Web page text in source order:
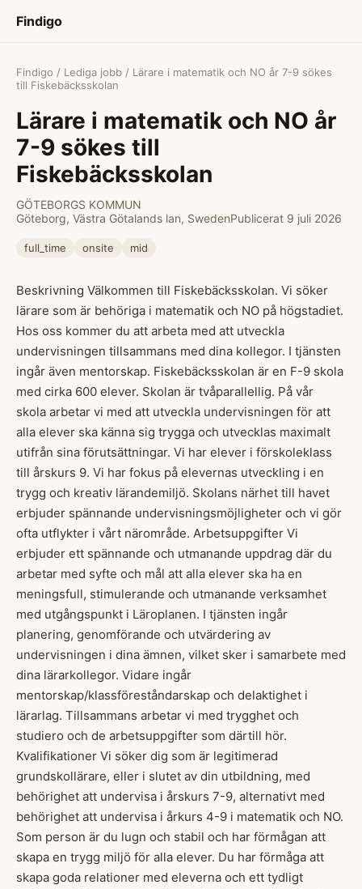
Findigo
Findigo / Lediga jobb / Lärare i matematik och NO år 7-9 sökes
till Fiskebäcksskolan
Lärare i matematik och NO år
7-9 sökes till
Fiskebäcksskolan
GÖTEBORGS KOMMUN
Göteborg, Västra Götalands lan, SwedenPublicerat 9 juli 2026
full_time onsite mid
Beskrivning Välkommen till Fiskebäcksskolan. Vi söker
lärare som är behöriga i matematik och NO på högstadiet.
Hos oss kommer du att arbeta med att utveckla
undervisningen tillsammans med dina kollegor. I tjänsten
ingår även mentorskap. Fiskebäcksskolan är en F-9 skola
med cirka 600 elever. Skolan är tvåparallellig. På vår
skola arbetar vi med att utveckla undervisningen för att
alla elever ska känna sig trygga och utvecklas maximalt
utifrån sina förutsättningar. Vi har elever i förskoleklass
till årskurs 9. Vi har fokus på elevernas utveckling i en
trygg och kreativ lärandemiljö. Skolans närhet till havet
erbjuder spännande undervisningsmöjligheter och vi gör
ofta utflykter i vårt närområde. Arbetsuppgifter Vi
erbjuder ett spännande och utmanande uppdrag där du
arbetar med syfte och mål att alla elever ska ha en
meningsfull, stimulerande och utmanande verksamhet
med utgångspunkt i Läroplanen. I tjänsten ingår
planering, genomförande och utvärdering av
undervisningen i dina ämnen, vilket sker i samarbete med
dina lärarkollegor. Vidare ingår
mentorskap/klassföreståndarskap och delaktighet i
lärarlag. Tillsammans arbetar vi med trygghet och
studiero och de arbetsuppgifter som därtill hör.
Kvalifikationer Vi söker dig som är legitimerad
grundskollärare, eller i slutet av din utbildning, med
behörighet att undervisa i årskurs 7-9, alternativt med
behörighet att undervisa i årkurs 4-9 i matematik och NO.
Som person är du lugn och stabil och har förmågan att
skapa en trygg miljö för alla elever. Du har förmåga att
skapa goda relationer med eleverna och ett tydligt